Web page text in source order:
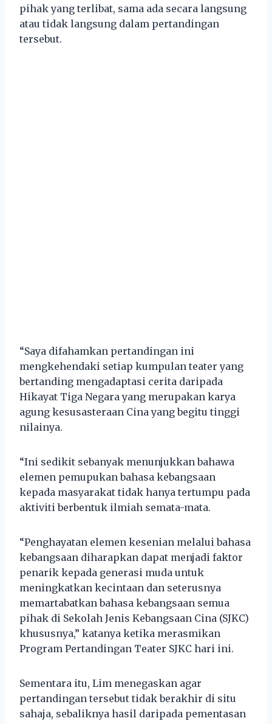
pihak yang terlibat, sama ada secara langsung
atau tidak langsung dalam pertandingan
tersebut.
“Saya difahamkan pertandingan ini
mengkehendaki setiap kumpulan teater yang
bertanding mengadaptasi cerita daripada
Hikayat Tiga Negara yang merupakan karya
agung kesusasteraan Cina yang begitu tinggi
nilainya.
“Ini sedikit sebanyak menunjukkan bahawa
elemen pemupukan bahasa kebangsaan
kepada masyarakat tidak hanya tertumpu pada
aktiviti berbentuk ilmiah semata-mata.
“Penghayatan elemen kesenian melalui bahasa
kebangsaan diharapkan dapat menjadi faktor
penarik kepada generasi muda untuk
meningkatkan kecintaan dan seterusnya
memartabatkan bahasa kebangsaan semua
pihak di Sekolah Jenis Kebangsaan Cina (SJKC)
khususnya,” katanya ketika merasmikan
Program Pertandingan Teater SJKC hari ini.
Sementara itu, Lim menegaskan agar
pertandingan tersebut tidak berakhir di situ
sahaja, sebaliknya hasil daripada pementasan